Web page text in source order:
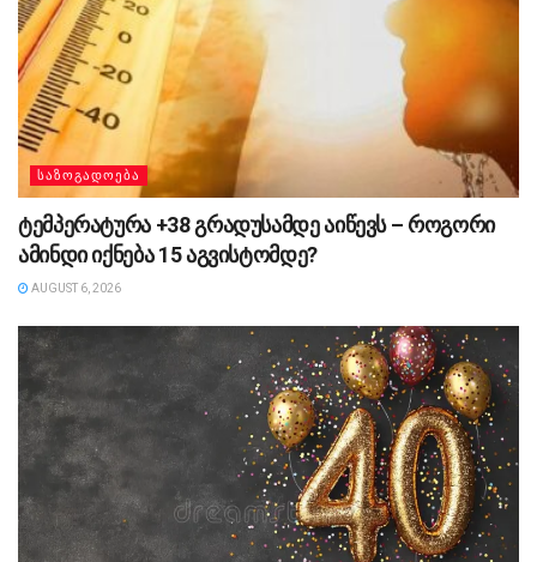
ᲡᲐᲖᲝᲒᲐᲓᲝᲔᲑᲐ
ტემპერატურა +38 გრადუსამდე აიწევს – როგორი
ამინდი იქნება 15 აგვისტომდე?
AUGUST 6, 2026